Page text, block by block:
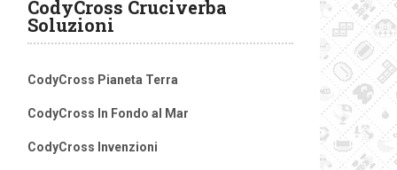
CodyCross Cruciverba
Soluzioni
CodyCross Pianeta Terra
CodyCross In Fondo al Mar
CodyCross Invenzioni